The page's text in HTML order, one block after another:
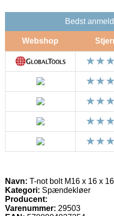
Bedst
Webshop
Navn: T-not bolt M16 x 16 x
Kategori: Spændekløer
Producent:
Varenummer: 29503